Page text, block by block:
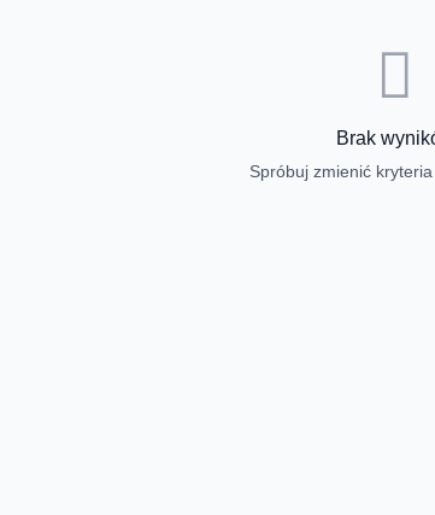
Brak
Spróbuj zmienić